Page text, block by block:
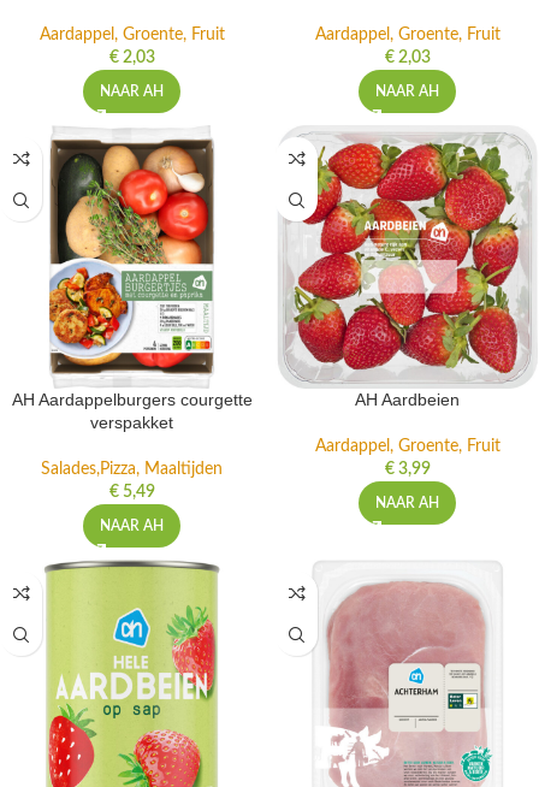
Aardappel, Groente, Fruit
€2,03
NAAR AH
Aardappel, Groente, Fruit
€2,03
NAAR AH
AH Aardappelburgers courgette
verspakket
Salades,Pizza, Maaltijden
€5,49
NAAR AH
AH Aardbeien
Aardappel, Groente, Fruit
€3,99
NAAR AH